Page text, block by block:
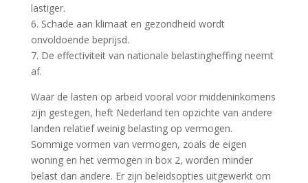
lastiger.
6. Schade aan klimaat en gezondheid wordt
onvoldoende beprijsd.
7. De effectiviteit van nationale belastingheffing neemt
af.
Waar de lasten op arbeid vooral voor middeninkomens
zijn gestegen, heft Nederland ten opzichte van andere
landen relatief weinig belasting op vermogen.
Sommige vormen van vermogen, zoals de eigen
woning en het vermogen in box 2, worden minder
belast dan andere. Er zijn beleidsopties uitgewerkt om